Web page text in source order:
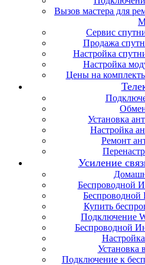
Вызов мастера для
Сервис
Продажа
Настройка
Настройка
Цены на
Установка
Настройка
Ремонт
Усиление
Беспроводной
Беспроводной
Купить
Подключение
Беспроводной
Установка
Подключение к